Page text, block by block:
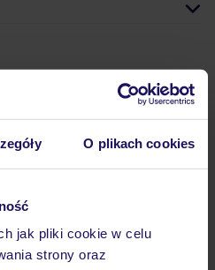
O plikach cookies
jak pliki cookie w celu
strony oraz